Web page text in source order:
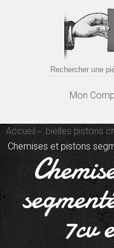
Mon
Accueil
bielles pistons
Chemises et pistons
7cv